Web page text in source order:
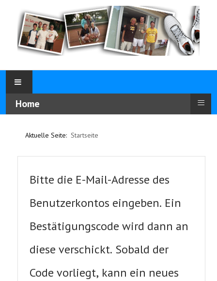
Home ≡
Aktuelle Seite: Startseite
Bitte die E-Mail-Adresse des
Benutzerkontos eingeben. Ein
Bestätigungscode wird dann an
diese verschickt. Sobald der
Code vorliegt, kann ein neues